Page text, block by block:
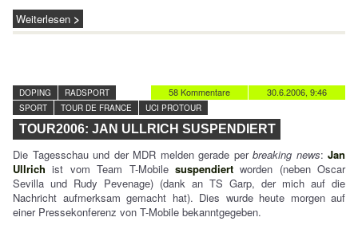
Weiterlesen
30.6.2006, 9:46
58 Kommentare
DOPING
RADSPORT
SPORT
TOUR DE FRANCE UCI PROTOUR
TOUR2006: JAN ULLRICH SUSPENDIERT
Die Tagesschau und der MDR melden gerade per breaking news: Jan
Ullrich ist vom Team T-Mobile suspendiertworden (neben Oscar
Sevilla und Rudy Pevenage) (dank an TS Garp, der mich auf die
Nachricht aufmerksam gemacht hat). Dies wurde heute morgen auf
einer Pressekonferenz von T-Mobile bekanntgegeben.